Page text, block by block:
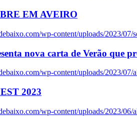
EM AVEIRO
wp-content/uploads/2023/07/
nova carta de Verão que
wp-content/uploads/2023/07/
2023
wp-content/uploads/2023/06/